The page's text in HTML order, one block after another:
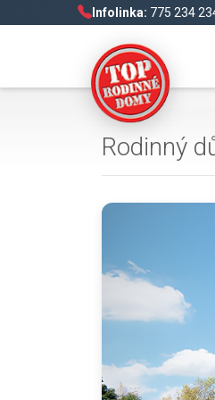
Infolinka: 775 234
Rodinný